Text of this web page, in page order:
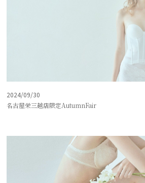
2024/09/30
名古屋栄三越店限定AutumnFair